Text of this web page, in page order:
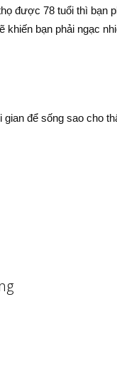
được 78 tuổi thì
bạn phải ngạc
để sống sao cho